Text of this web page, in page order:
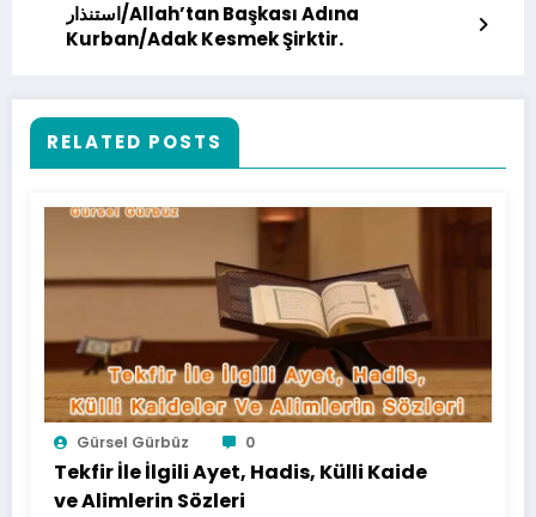
استنذار/Allah’tan Başkası Adına
Kurban/Adak Kesmek Şirktir.
RELATED POSTS
Gürsel Gürbüz 0
Tekfir İle İlgili Ayet, Hadis, Külli Kaide
ve Alimlerin Sözleri